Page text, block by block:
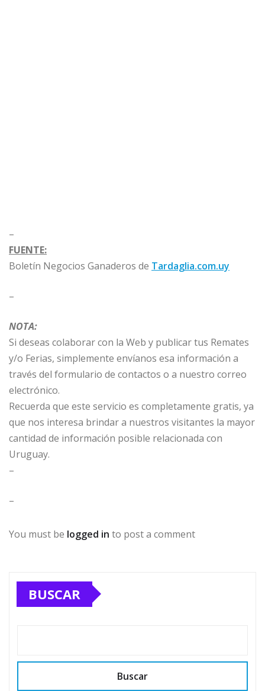
–
FUENTE:
Boletín Negocios Ganaderos de Tardaglia.com.uy
–
NOTA:
Si deseas colaborar con la Web y publicar tus Remates
y/o Ferias, simplemente envíanos esa información a
través del formulario de contactos o a nuestro correo
electrónico.
Recuerda que este servicio es completamente gratis, ya
que nos interesa brindar a nuestros visitantes la mayor
cantidad de información posible relacionada con
Uruguay.
–
–
You must be logged in to post a comment
BUSCAR
Buscar